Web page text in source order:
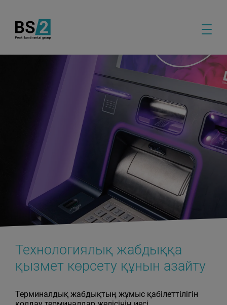
Технологиялық жабдыққа
қызмет көрсету құнын азайту
Терминалдық жабдықтың жұмыс қабілеттілігін